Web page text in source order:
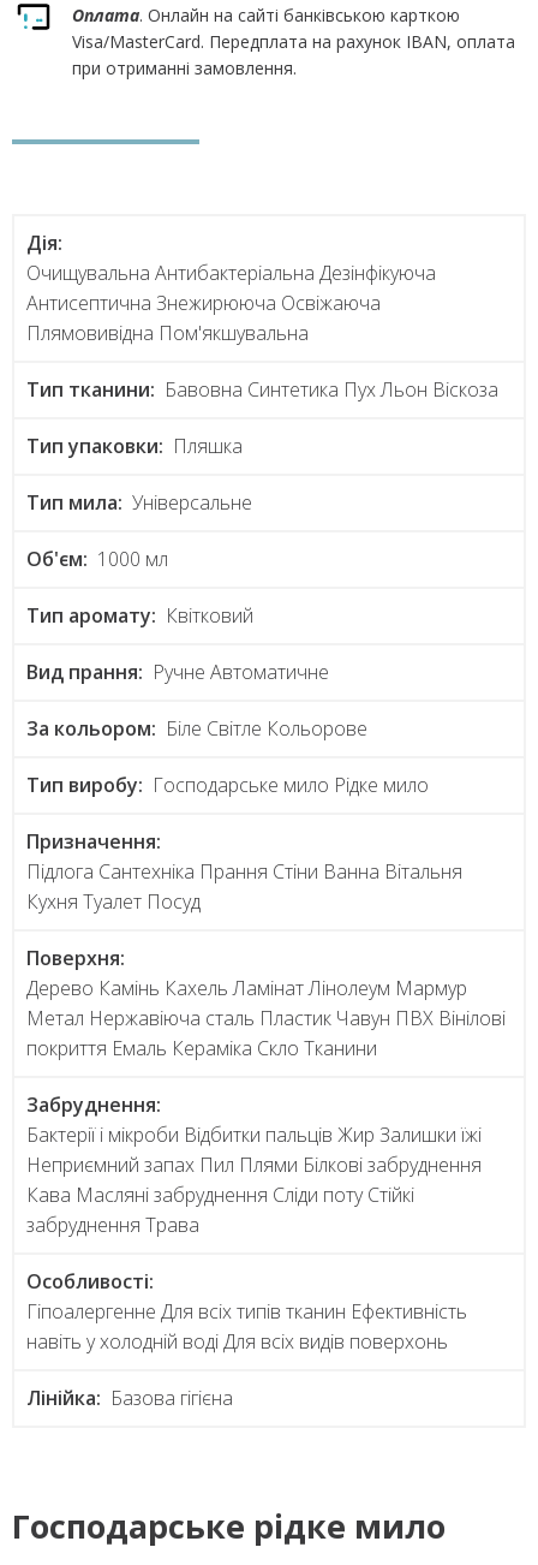
Оплата. Онлайн на сайті банківською карткою
Visa/MasterCard. Передплата на рахунок IBAN, оплата
при отриманні замовлення.
Дія:
Очищувальна Антибактеріальна Дезінфікуюча
Антисептична Знежирююча Освіжаюча
Плямовивідна Пом'якшувальна
Тип тканини: Бавовна Синтетика Пух Льон Віскоза
Тип упаковки: Пляшка
Тип мила: Універсальне
Об'єм: 1000 мл
Тип аромату: Квітковий
Вид прання: Ручне Автоматичне
За кольором: Біле Світле Кольорове
Тип виробу: Господарське мило Рідке мило
Призначення:
Підлога Сантехніка Прання Стіни Ванна Вітальня
Кухня Туалет Посуд
Поверхня:
Дерево Камінь Кахель Ламінат Лінолеум Мармур
Метал Нержавіюча сталь Пластик Чавун ПВХ Вінілові
покриття Емаль Кераміка Скло Тканини
Забруднення:
Бактерії і мікроби Відбитки пальців Жир Залишки їжі
Неприємний запах Пил Плями Білкові забруднення
Кава Масляні забруднення Сліди поту Стійкі
забруднення Трава
Особливості:
Гіпоалергенне Для всіх типів тканин Ефективність
навіть у холодній воді Для всіх видів поверхонь
Лінійка: Базова гігієна
Господарське рідке мило